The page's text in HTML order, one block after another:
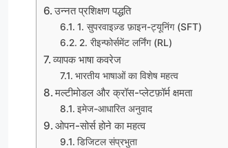
उन्नत प्रशिक्षण पद्धति
1. सुपरवाइज़्ड फ़ाइन-ट्यूनिंग (SFT)
2. रीइन्फोर्समेंट लर्निंग (RL)
व्यापक भाषा कवरेज
भारतीय भाषाओं का विशेष महत्व
मल्टीमोडल और क्रॉस-प्लेटफ़ॉर्म क्षमता
इमेज-आधारित अनुवाद
ओपन-सोर्स होने का महत्व
डिजिटल संप्रभुता